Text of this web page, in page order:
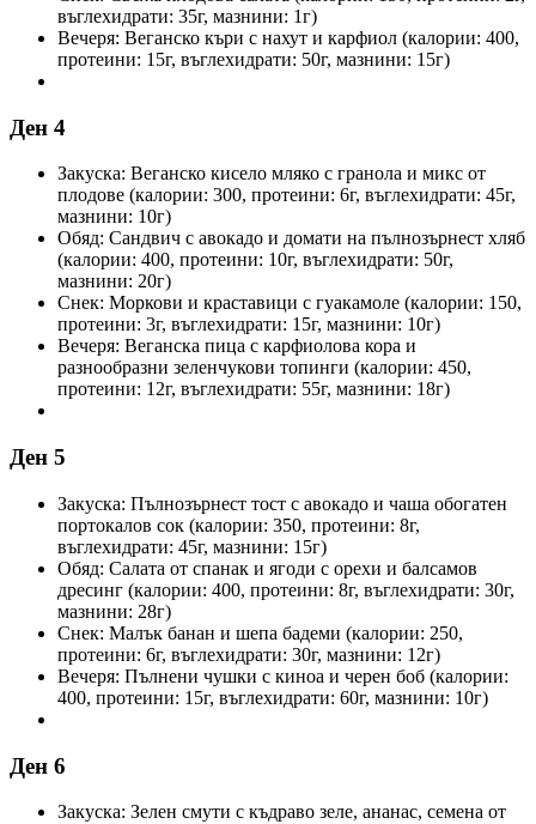
въглехидрати: 35г, мазнини: 1г)
Вечеря: Веганско къри с нахут и карфиол (калории: 400,
протеини: 15г, въглехидрати: 50г, мазнини: 15г)
Ден 4
Закуска: Веганско кисело мляко с гранола и микс от
плодове (калории: 300, протеини: 6г, въглехидрати: 45г,
мазнини: 10г)
Обяд: Сандвич с авокадо и домати на пълнозърнест хляб
(калории: 400, протеини: 10г, въглехидрати: 50г,
мазнини: 20г)
Снек: Моркови и краставици с гуакамоле (калории: 150,
протеини: 3г, въглехидрати: 15г, мазнини: 10г)
Вечеря: Веганска пица с карфиолова кора и
разнообразни зеленчукови топинги (калории: 450,
протеини: 12г, въглехидрати: 55г, мазнини: 18г)
Ден 5
Закуска: Пълнозърнест тост с авокадо и чаша обогатен
портокалов сок (калории: 350, протеини: 8г,
въглехидрати: 45г, мазнини: 15г)
Обяд: Салата от спанак и ягоди с орехи и балсамов
дресинг (калории: 400, протеини: 8г, въглехидрати: 30г,
мазнини: 28г)
Снек: Малък банан и шепа бадеми (калории: 250,
протеини: 6г, въглехидрати: 30г, мазнини: 12г)
Вечеря: Пълнени чушки с киноа и черен боб (калории:
400, протеини: 15г, въглехидрати: 60г, мазнини: 10г)
Ден 6
Закуска: Зелен смути с къдраво зеле, ананас, семена от